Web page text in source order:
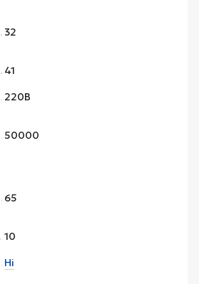
32
41
220В
50000
65
10
Ні